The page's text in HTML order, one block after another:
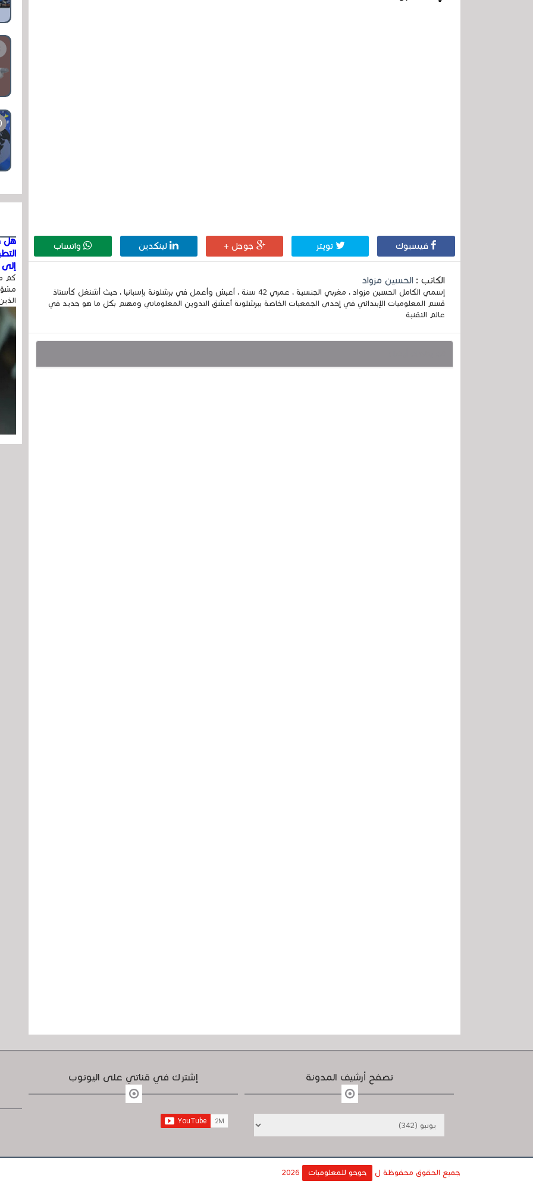
فيسبوك تويتر جوجل + لينكدين واتساب
الكاتب : الحسين مزواد
إسمي الكامل الحسين مزواد ، مغربي الجنسية ، عمري 42 سنة ، أعيش وأعمل في برشلونة بإسبانيا ، حيث أشتغل كأستاذ
قسم المعلوميات الإبتدائي في إحدى الجمعيات الخاصة ببرشلونة أعشق التدوين المعلوماتي ومهتم بكل ما هو جديد في
عالم التقنية
هل
إلى
كم
تصفح أرشيف المدونة إشترك في قناتي على اليوتوب
جميع الحقوق محفوظة ل حوحو للمعلوميات